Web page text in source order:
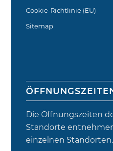
Cookie-Richtlinie (EU)
Sitemap
Die Öffnungszeiten
Standorte
einzelnen Standorten.